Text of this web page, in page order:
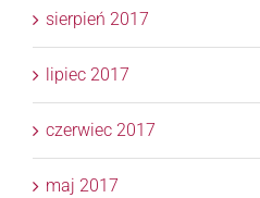
sierpień 2017
lipiec 2017
czerwiec 2017
maj 2017